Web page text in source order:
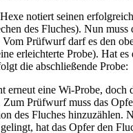
notiert seinen
des Fluches). Nun
Vom Prüfwurf darf es den
erleichterte Probe). Hat es
die abschließende Probe:
erneut eine Wi-Probe, doch
Zum Prüfwurf muss das
des Fluches hinzuzählen.
hat das Opfer den